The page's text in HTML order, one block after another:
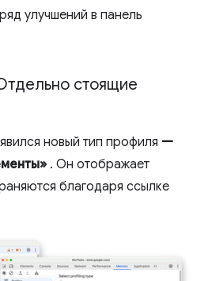
улучшений в панель
стоящие
новый тип профиля —
. Он отображает
благодаря ссылке